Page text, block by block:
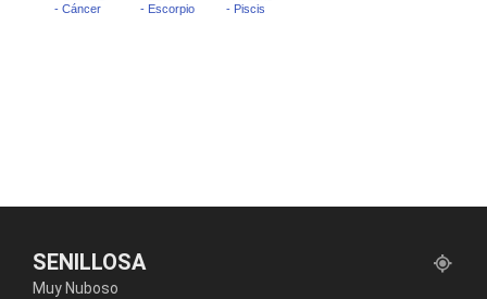
SENILLOSA
Muy Nuboso